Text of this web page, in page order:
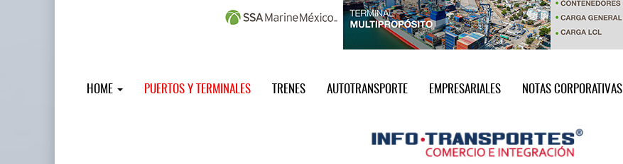
HOME PUERTOS Y TERMINALES TRENES AUTOTRANSPORTE EMPRESARIALES NOTAS CORPORATIVAS